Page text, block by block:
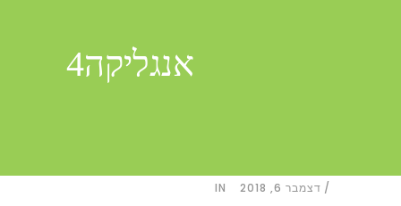
אנגליקה4
דצמבר 6, 2018 IN